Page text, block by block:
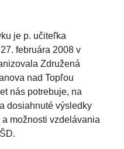
je p. učiteľka
februára 2008 v
Združená
nad Topľou
nás potrebuje, na
dosiahnuté výsledky
možnosti vzdelávania